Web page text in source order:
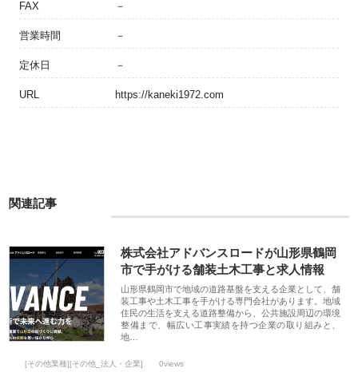
FAX －
営業時間 －
定休日 －
URL https://kaneki1972.com
関連記事
株式会社アドバンスロードが山形県鶴岡
市で手がける舗装土木工事と求人情報
山形県鶴岡市で地域の道路基盤を支える企業として、舗
装工事や土木工事を手がける専門会社があります。地域
住民の生活を支える道路整備から、公共施設周辺の環境
整備まで、幅広い工事実績を持つ企業の取り組みと、
地…
[その他業種][その他_法人・企業] 0views